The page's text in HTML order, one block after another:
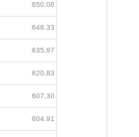
650,08
646,33
635,97
620,83
607,30
604,91